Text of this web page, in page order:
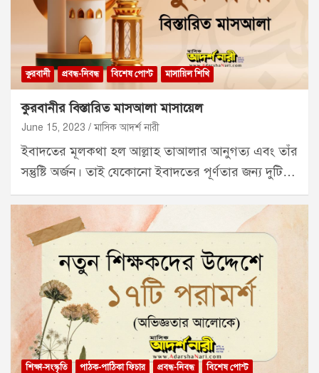
কুরবানী প্রবন্ধ-নিবন্ধ বিশেষ পোস্ট মাসায়িল শিখি
কুরবানীর বিস্তারিত মাসআলা মাসায়েল
June 15, 2023 মাসিক আদর্শ নারী
ইবাদতের মূলকথা হল আল্লাহ তাআলার আনুগত্য এবং তাঁর
সন্তুষ্টি অর্জন। তাই যেকোনো ইবাদতের পূর্ণতার জন্য দুটি…
শিক্ষা-সংস্কৃতি পাঠক-পাঠিকা ফিচার প্রবন্ধ-নিবন্ধ বিশেষ পোস্ট